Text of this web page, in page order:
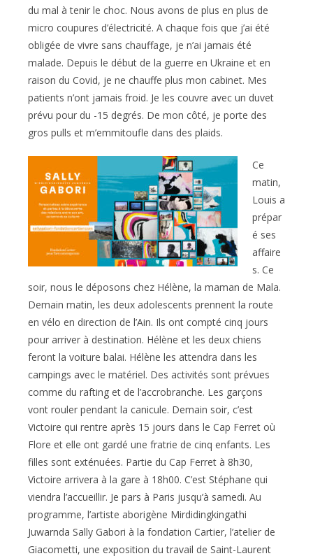
du mal à tenir le choc. Nous avons de plus en plus de
micro coupures d’électricité. A chaque fois que j’ai été
obligée de vivre sans chauffage, je n’ai jamais été
malade. Depuis le début de la guerre en Ukraine et en
raison du Covid, je ne chauffe plus mon cabinet. Mes
patients n’ont jamais froid. Je les couvre avec un duvet
prévu pour du -15 degrés. De mon côté, je porte des
gros pulls et m’emmitoufle dans des plaids.
Ce
matin,
Louis a
prépar
é ses
affaire
s. Ce
soir, nous le déposons chez Hélène, la maman de Mala.
Demain matin, les deux adolescents prennent la route
en vélo en direction de l’Ain. Ils ont compté cinq jours
pour arriver à destination. Hélène et les deux chiens
feront la voiture balai. Hélène les attendra dans les
campings avec le matériel. Des activités sont prévues
comme du rafting et de l’accrobranche. Les garçons
vont rouler pendant la canicule. Demain soir, c’est
Victoire qui rentre après 15 jours dans le Cap Ferret où
Flore et elle ont gardé une fratrie de cinq enfants. Les
filles sont exténuées. Partie du Cap Ferret à 8h30,
Victoire arrivera à la gare à 18h00. C’est Stéphane qui
viendra l’accueillir. Je pars à Paris jusqu’à samedi. Au
programme, l’artiste aborigène Mirdidingkingathi
Juwarnda Sally Gabori à la fondation Cartier, l’atelier de
Giacometti, une exposition du travail de Saint-Laurent